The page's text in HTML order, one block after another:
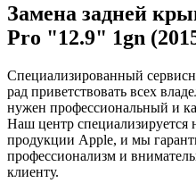
Замена задней
Pro "12.9" 1gn
Специализированный
рад приветствовать всех
нужен профессиональный и
Наш центр специализируется
продукции Apple, и мы
профессионализм и
клиенту.